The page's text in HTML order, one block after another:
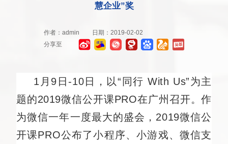
慧企业”奖
作者：admin
日期：2019-02-02
分享至
1月9日-10日，以“同行 With Us”为主
题的2019微信公开课PRO在广州召开。作
为微信一年一度最大的盛会，2019微信公
开课PRO公布了小程序、小游戏、微信支